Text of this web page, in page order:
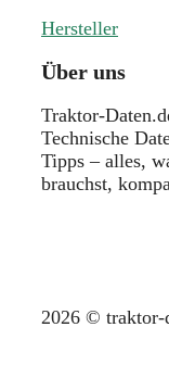
Hersteller
Über uns
Traktor-
Technische
Tipps – alles,
brauchst,
2026 © traktor-